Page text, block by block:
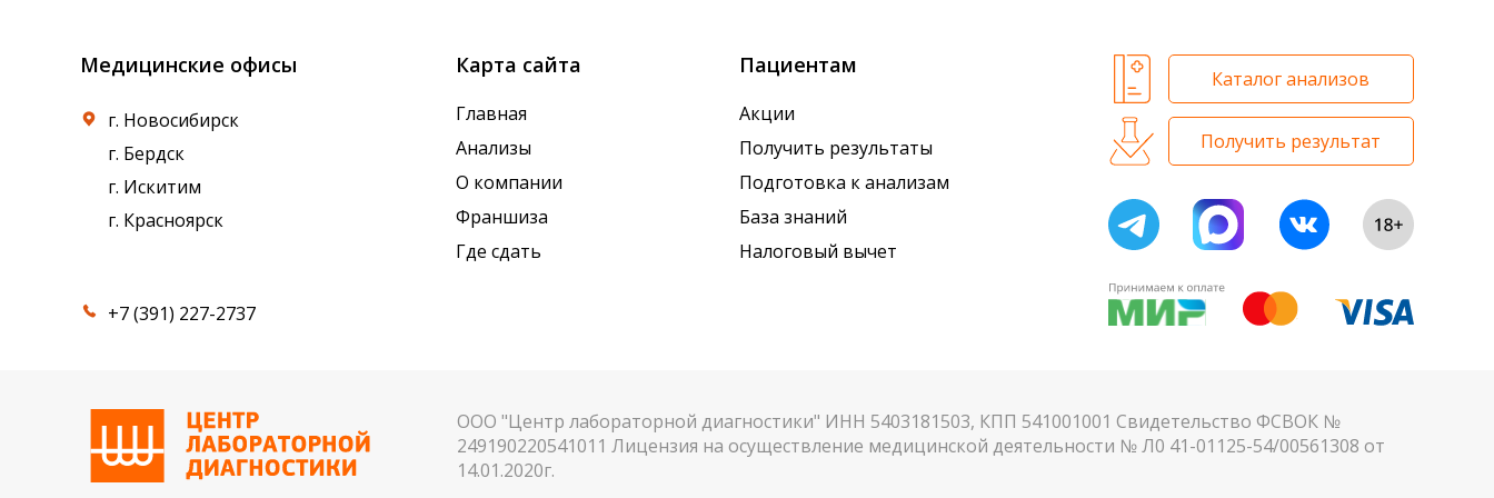
Медицинские офисы
г. Новосибирск
г. Бердск
г. Искитим
г. Красноярск
+7 (391) 227-2737
Карта сайта
Главная
Анализы
О компании
Франшиза
Где сдать
Пациентам
Акции
Получить результаты
Подготовка к анализам
База знаний
Налоговый вычет
Каталог анализов
Получить результат
ООО "Центр лабораторной диагностики" ИНН 5403181503, КПП 541001001 Свидетельство ФСВОК №
249190220541011 Лицензия на осуществление медицинской деятельности № Л0 41-01125-54/00561308 от
14.01.2020г.